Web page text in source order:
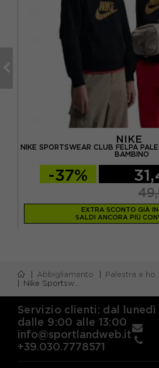
NIKE
NIKE SPORTSWEAR CLUB FELPA
BAMBINO
-37%
EXTRA SCONTO GIÀ
SALDI ANCORA PIÙ
Abbigliamento Palestra e home gym
Nike Sportswear Club Pantacargo Logo Piccolo Nero Bambino
Servizio clienti: dal lunedì
dalle 9:00 alle 13:00
info@sportlandweb.it
+39.030.7778571